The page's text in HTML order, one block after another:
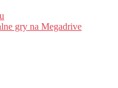
gry na Megadrive